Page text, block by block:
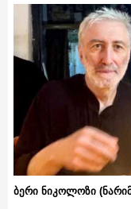
ბერი ნიკოლოზი